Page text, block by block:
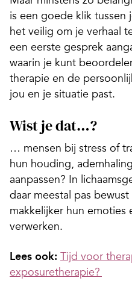
is een goede klik
het veilig om je verhaal
een eerste gesprek
waarin je kunt
therapie en de
jou en je situatie past.
Wist je dat…?
… mensen bij stress of
hun houding,
aanpassen? In
daar meestal pas
makkelijker hun emoties
verwerken.
Lees ook: Tijd voor
exposuretherapie?